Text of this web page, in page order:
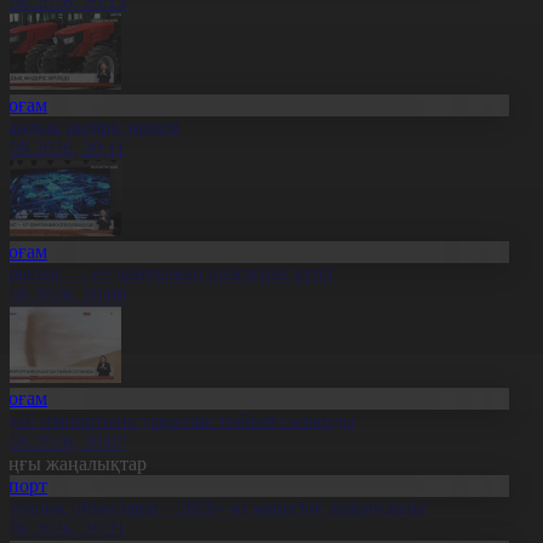
өндіріс өрледі
20:11
— ел дамуының қозғаушы күші
20:09
импортына уақытша тыйым салынды
20:07
жаңалықтар
ойындары – 2026» өз мәресіне жақындады
20:21